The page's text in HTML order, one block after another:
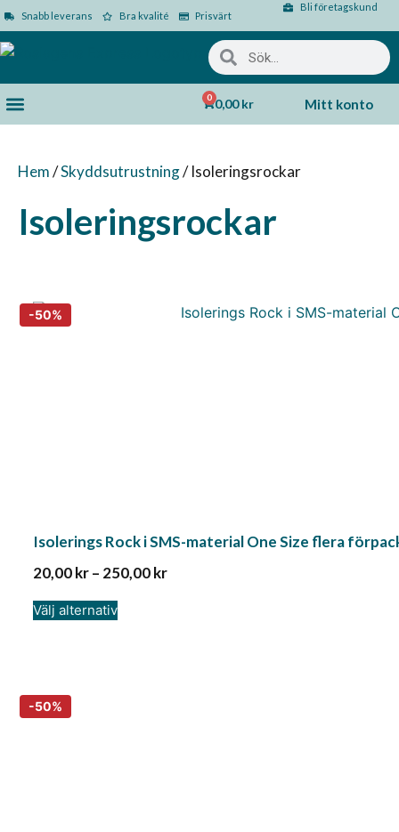
Snabb leverans Bra kvalité Prisvärt
Bli företagskund
0,00kr
0 Mitt konto
Hem/Skyddsutrustning/ Isoleringsrockar
Isoleringsrockar
Isolerings Rock i SMS-material One Size flera
20,00kr– 250,00kr
Välj alternativ